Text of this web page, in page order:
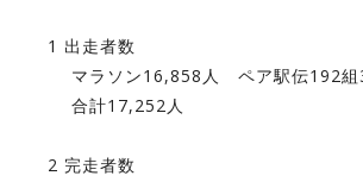
1 出走者数
マラソン16,858人 ペア駅伝192
合計17,252人
2 完走者数